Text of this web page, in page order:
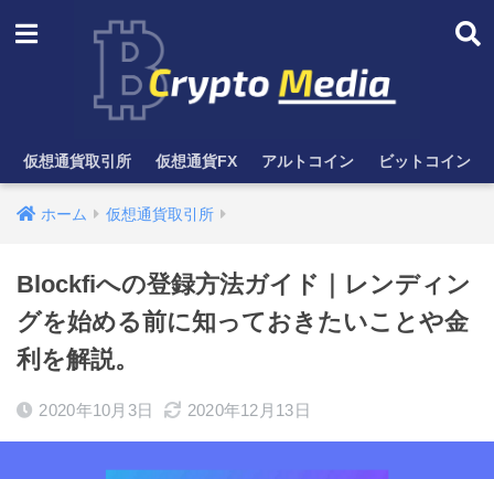
仮想通貨取引所 仮想通貨FX アルトコイン ビットコイン
ホーム 仮想通貨取引所
Blockfiへの登録方法ガイド｜レンディン
グを始める前に知っておきたいことや金
利を解説。
2020年10月3日 2020年12月13日